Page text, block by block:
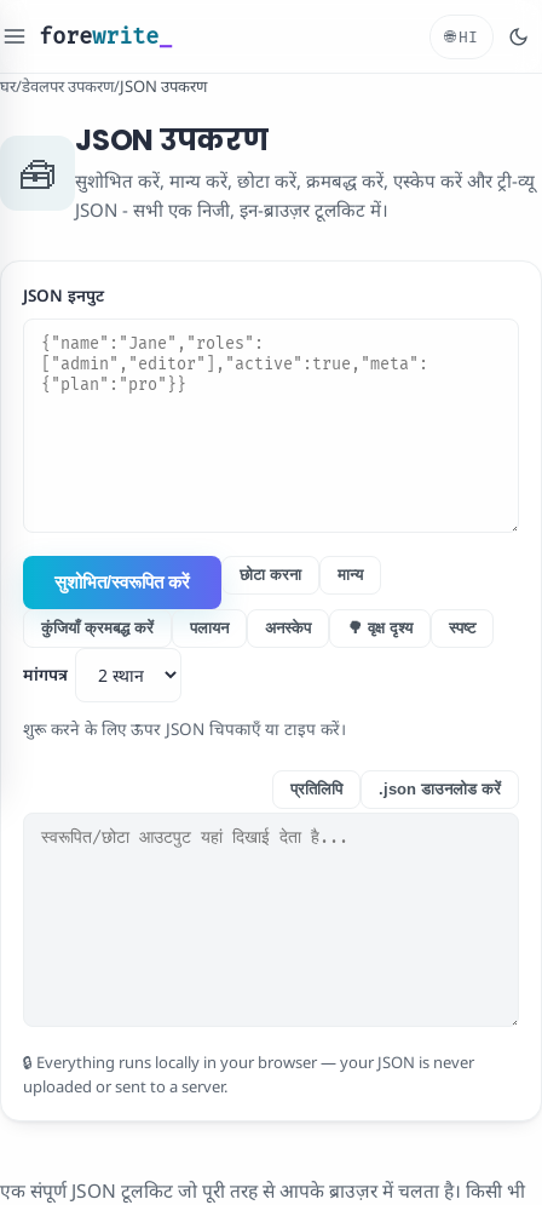
forewrite 🌐 HI
घर/डेवलपर उपकरण/JSON उपकरण
🧰
JSON उपकरण
सुशोभित करें, मान्य करें, छोटा करें, क्रमबद्ध करें, एस्केप करें और ट्री-व्यू
JSON - सभी एक निजी, इन-ब्राउज़र टूलकिट में।
JSON इनपुट
सुशोभित/स्वरूपित करें छोटा करना मान्य
कुंजियाँ क्रमबद्ध करें पलायन अनस्केप 🌳 वृक्ष दृश्य स्पष्ट
मांगपत्र
शुरू करने के लिए ऊपर JSON चिपकाएँ या टाइप करें।
प्रतिलिपि .json डाउनलोड करें
🔒 Everything runs locally in your browser — your JSON is never
uploaded or sent to a server.
एक संपूर्ण JSON टूलकिट जो पूरी तरह से आपके ब्राउज़र में चलता है। किसी भी